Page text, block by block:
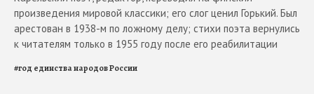
произведения мировой классики; его слог ценил Горький. Был
арестован в 1938-м по ложному делу; стихи поэта вернулись
к читателям только в 1955 году после его реабилитации
#год единства народов России